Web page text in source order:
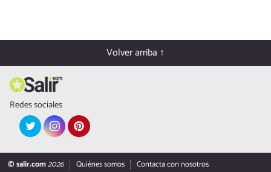
Volver arriba ↑
Redes sociales
© salir.com2026 Quiénes somos Contacta con nosotros